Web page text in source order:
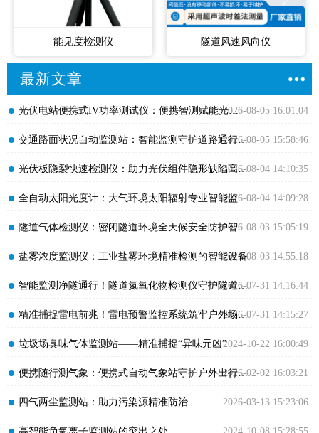
能见度检测仪 隧道风速风向仪
最新文章
2026-08-05 16:01:04
​光伏电站便携式IV功率测试仪：便携智测赋能光伏高效运维
2026-08-05 15:58:46
​交通路面状况自动监测站：智能监测守护道路通行安全畅通
2026-08-04 14:10:35
​光伏板隐裂快速检测仪：助力光伏组件隐形缺陷高效排查
2026-08-04 14:09:28
​全自动太阳光度计：大气环境太阳辐射专业智能监测设备
2026-08-03 15:05:19
​隧道气体检测仪：密闭隧道环境全天候安全防护智能监测设备
2026-08-03 14:55:18
​盐雾浓度监测仪：工业盐雾环境精准检测的智能设备
2026-07-31 14:16:44
​智能监测净隧通行！隧道氮氧化物检测仪守护隧道空气安全
2026-07-31 14:15:27
​精准捕捉雷电前兆！雷电预警监控系统筑牢户外场景雷电安全防护屏障
2024-10-22 16:00:49
​垃圾场臭味气体监测站——精准捕捉“异味元凶”
2026-02-02 16:03:21
​便携随行测气象：便携式自动气象站守护户外出行与生产
2026-03-13 15:23:06
​四气两尘监测站：助力污染源精准防治